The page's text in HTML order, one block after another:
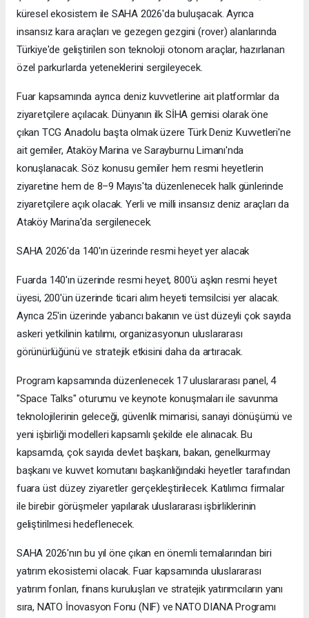
küresel ekosistem ile SAHA 2026'da buluşacak. Ayrıca
insansız kara araçları ve gezegen gezgini (rover) alanlarında
Türkiye'de geliştirilen son teknoloji otonom araçlar, hazırlanan
özel parkurlarda yeteneklerini sergileyecek.
Fuar kapsamında ayrıca deniz kuvvetlerine ait platformlar da
ziyaretçilere açılacak. Dünyanın ilk SİHA gemisi olarak öne
çıkan TCG Anadolu başta olmak üzere Türk Deniz Kuvvetleri'ne
ait gemiler, Ataköy Marina ve Sarayburnu Limanı'nda
konuşlanacak. Söz konusu gemiler hem resmi heyetlerin
ziyaretine hem de 8–9 Mayıs'ta düzenlenecek halk günlerinde
ziyaretçilere açık olacak. Yerli ve milli insansız deniz araçları da
Ataköy Marina'da sergilenecek.
SAHA 2026'da 140'ın üzerinde resmi heyet yer alacak
Fuarda 140'ın üzerinde resmi heyet, 800'ü aşkın resmi heyet
üyesi, 200'ün üzerinde ticari alım heyeti temsilcisi yer alacak.
Ayrıca 25'in üzerinde yabancı bakanın ve üst düzeyli çok sayıda
askeri yetkilinin katılımı, organizasyonun uluslararası
görünürlüğünü ve stratejik etkisini daha da artıracak.
Program kapsamında düzenlenecek 17 uluslararası panel, 4
"Space Talks" oturumu ve keynote konuşmaları ile savunma
teknolojilerinin geleceği, güvenlik mimarisi, sanayi dönüşümü ve
yeni işbirliği modelleri kapsamlı şekilde ele alınacak. Bu
kapsamda, çok sayıda devlet başkanı, bakan, genelkurmay
başkanı ve kuvvet komutanı başkanlığındaki heyetler tarafından
fuara üst düzey ziyaretler gerçekleştirilecek. Katılımcı firmalar
ile birebir görüşmeler yapılarak uluslararası işbirliklerinin
geliştirilmesi hedeflenecek.
SAHA 2026'nın bu yıl öne çıkan en önemli temalarından biri
yatırım ekosistemi olacak. Fuar kapsamında uluslararası
yatırım fonları, finans kuruluşları ve stratejik yatırımcıların yanı
sıra, NATO İnovasyon Fonu (NIF) ve NATO DIANA Programı